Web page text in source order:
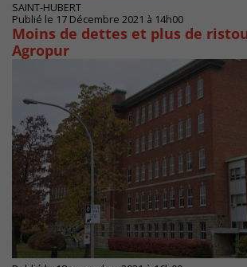
SAINT-HUBERT
Publié le 17 Décembre 2021 à 14h00
Moins de dettes et plus de
Agropur